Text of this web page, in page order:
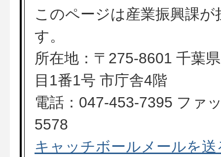
このページは産業振興課
す。
所在地：〒275-8601 千葉
目1番1号 市庁舎4階
電話：047-453-7395 ファ
5578
キャッチボールメールを送